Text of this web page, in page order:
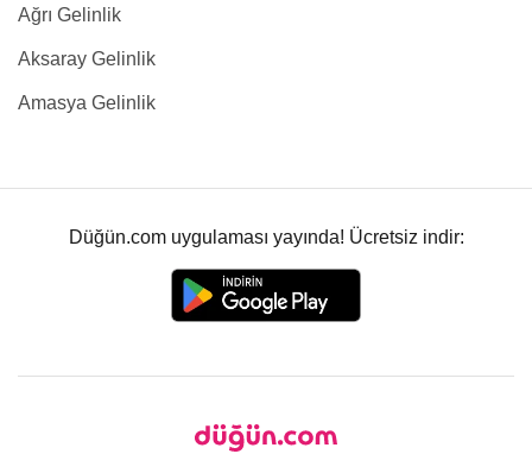
Ağrı Gelinlik
Aksaray Gelinlik
Amasya Gelinlik
Düğün.com uygulaması yayında! Ücretsiz indir: